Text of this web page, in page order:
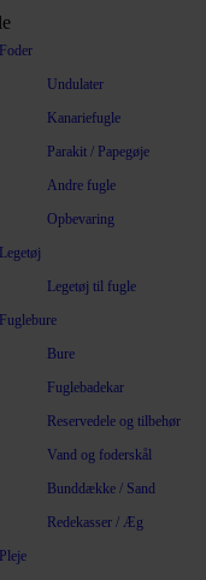
Foder
Undulater
Kanariefugle
Parakit / Papegøje
Andre fugle
Opbevaring
Legetøj
Legetøj til fugle
Fuglebure
Bure
Fuglebadekar
Reservedele og tilbehør
Vand og foderskål
Bunddække / Sand
Redekasser / Æg
Pleje